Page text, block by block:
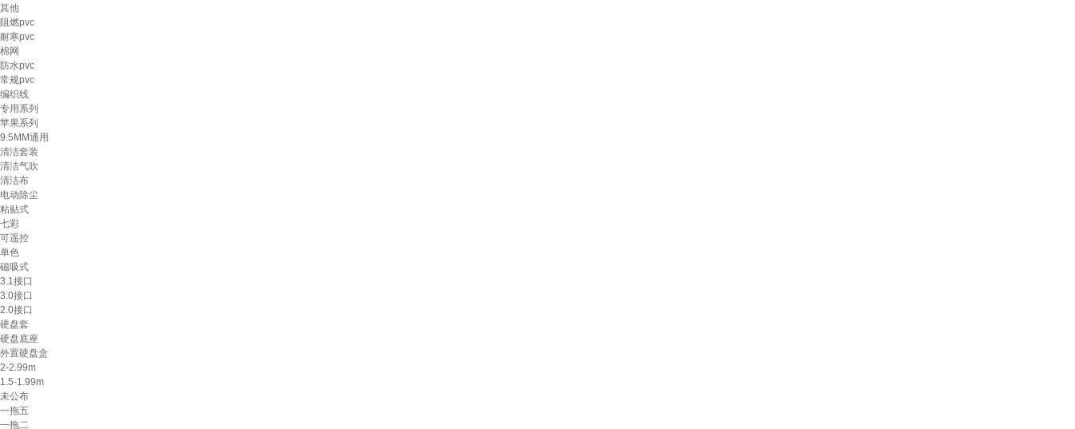
其他
阻燃pvc
耐寒pvc
棉网
防水pvc
常规pvc
编织线
专用系列
苹果系列
9.5MM通用
清洁套装
清洁气吹
清洁布
电动除尘
粘贴式
七彩
可遥控
单色
磁吸式
3.1接口
3.0接口
2.0接口
硬盘套
硬盘底座
外置硬盘盒
2-2.99m
1.5-1.99m
未公布
一拖五
一拖二